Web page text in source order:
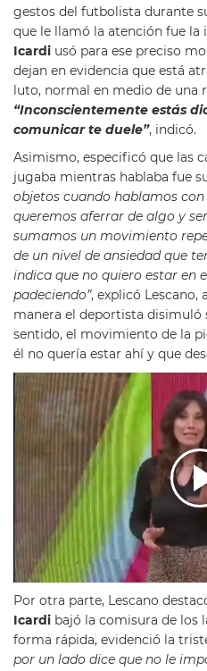
gestos del futbolista durante
que le llamó la atención fue la
Icardi usó para ese preciso
dejan en evidencia que está
luto, normal en medio de una
“Inconscientemente estás
comunicar te duele”, indicó.
Asimismo, especificó que las
jugaba mientras hablaba fue su
objetos cuando hablamos
queremos aferrar de algo y
sumamos un movimiento
de un nivel de ansiedad que
indica que no quiero estar en
padeciendo”, explicó Lescano,
manera el deportista disimuló
sentido, el movimiento de la
él no quería estar ahí y que
Por otra parte, Lescano
Icardi bajó la comisura de los
forma rápida, evidenció la
por un lado dice que no le